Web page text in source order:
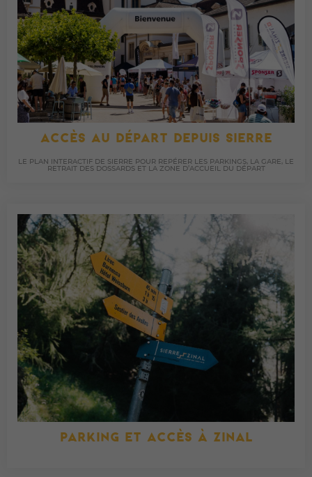
ACCÈS AU DÉPART DEPUIS SIERRE
LE PLAN INTERACTIF DE SIERRE POUR REPÉRER LES PARKINGS, LA GARE, LE
RETRAIT DES DOSSARDS ET LA ZONE D’ACCUEIL DU DÉPART
PARKING ET ACCÈS À ZINAL